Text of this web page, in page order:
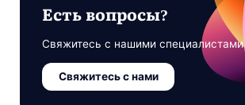
Есть вопросы?
Свяжитесь с нашими специалистами
Свяжитесь с нами